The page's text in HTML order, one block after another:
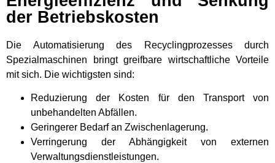
der Betriebskosten
Die Automatisierung des Recyclingprozesses durch
Spezialmaschinen bringt greifbare wirtschaftliche Vorteile
mit sich. Die wichtigsten sind:
Reduzierung der Kosten für den Transport von
unbehandelten Abfällen.
Geringerer Bedarf an Zwischenlagerung.
Verringerung der Abhängigkeit von externen
Verwaltungsdienstleistungen.